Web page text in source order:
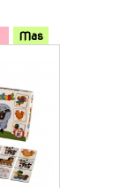
Mas